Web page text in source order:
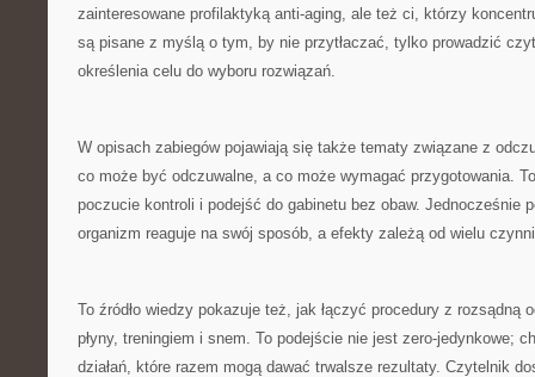
zainteresowane profilaktyką anti-aging, ale też ci, którzy
są pisane z myślą o tym, by nie przytłaczać, tylko prowadzić
określenia celu do wyboru rozwiązań.
W opisach zabiegów pojawiają się także tematy związane z
co może być odczuwalne, a co może wymagać przygotowania.
poczucie kontroli i podejść do gabinetu bez obaw. Jednocześnie
organizm reaguje na swój sposób, a efekty zależą od wielu
To źródło wiedzy pokazuje też, jak łączyć procedury z rozsądną
płyny, treningiem i snem. To podejście nie jest zero-jedynkowe;
działań, które razem mogą dawać trwalsze rezultaty. Czytelnik